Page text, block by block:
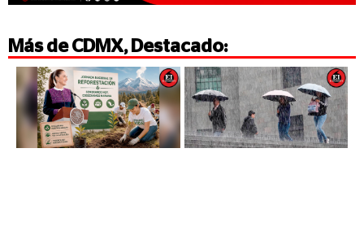
Más deCDMX, Destacado: